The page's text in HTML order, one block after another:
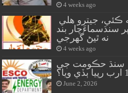
4 weeks ago
سنڌسماءَچار بند
نه ٿيڻ گهرجي
4 weeks ago
سنڌ حڪومت جي
June 2, 2026